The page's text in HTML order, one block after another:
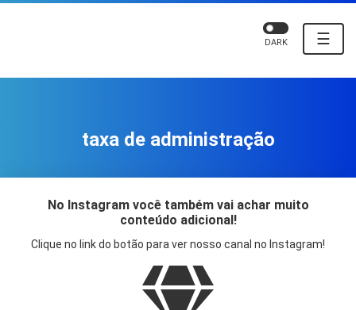
☰
DARK
taxa de administração
No Instagram você também vai achar muito
conteúdo adicional!
Clique no link do botão para ver nosso canal no Instagram!